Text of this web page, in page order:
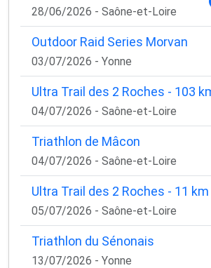
28/06/2026 - Saône-et-Loire
Outdoor Raid Series Morvan
03/07/2026 - Yonne
Ultra Trail des 2 Roches - 103
04/07/2026 - Saône-et-Loire
Triathlon de Mâcon
04/07/2026 - Saône-et-Loire
Ultra Trail des 2 Roches - 11 km
05/07/2026 - Saône-et-Loire
Triathlon du Sénonais
13/07/2026 - Yonne